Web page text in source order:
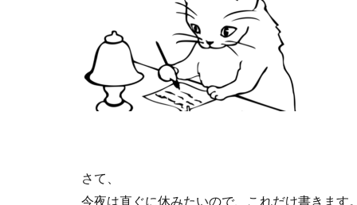
さて、
今夜は直ぐに休みたいので、これだけ書きます。